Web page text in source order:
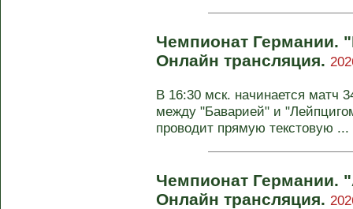
Чемпионат Германии.
Онлайн трансляция.
В 16:30 мск. начинается матч
между "Баварией" и
проводит прямую текстовую ...
Чемпионат Германии.
Онлайн трансляция.